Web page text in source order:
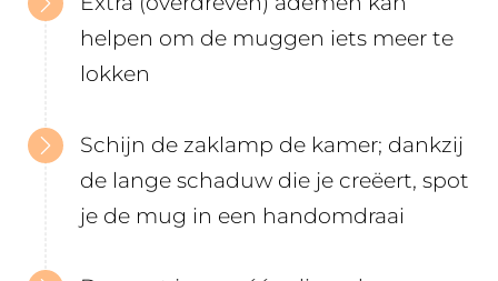
helpen om de muggen iets meer te
lokken
Schijn de zaklamp de kamer; dankzij
de lange schaduw die je creëert, spot
je de mug in een handomdraai